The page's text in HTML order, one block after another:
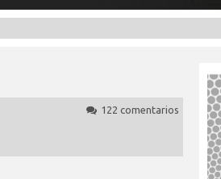
122 comentarios